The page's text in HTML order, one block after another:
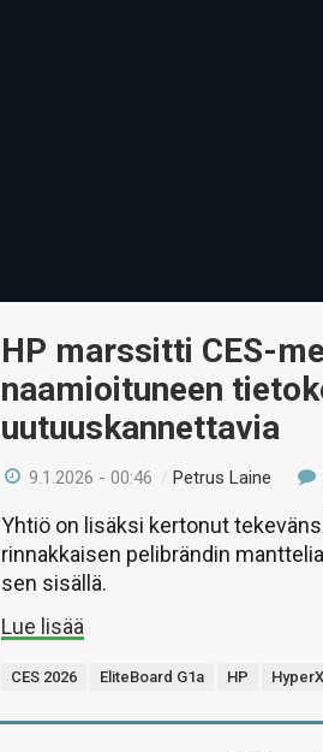
HP marssitti CES-
naamioituneen
uutuuskannettavia
9.1.2026 - 00:46 /Petrus Laine
Yhtiö on lisäksi kertonut
rinnakkaisen pelibrändin
sen sisällä.
Lue lisää
CES 2026 EliteBoard G1a HP HyperX